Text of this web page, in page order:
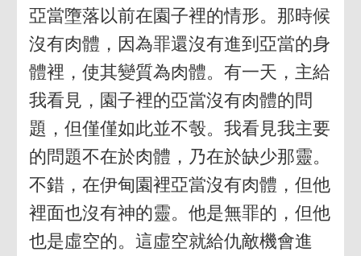
亞當墮落以前在園子裡的情形。那時候
沒有肉體，因為罪還沒有進到亞當的身
體裡，使其變質為肉體。有一天，主給
我看見，園子裡的亞當沒有肉體的問
題，但僅僅如此並不彀。我看見我主要
的問題不在於肉體，乃在於缺少那靈。
不錯，在伊甸園裡亞當沒有肉體，但他
裡面也沒有神的靈。他是無罪的，但他
也是虛空的。這虛空就給仇敵機會進